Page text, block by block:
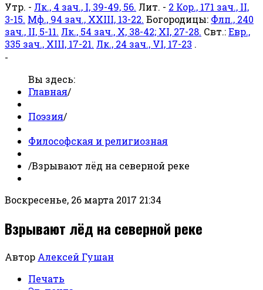
Утр. - Лк., 4 зач., I, 39-49, 56. Лит. - 2 Кор., 171 зач., II,
3-15. Мф., 94 зач., XXIII, 13-22. Богородицы: Флп., 240
зач., II, 5-11. Лк., 54 зач., X, 38-42; XI, 27-28. Свт.:Евр.,
335 зач., XIII, 17-21. Лк., 24 зач., VI, 17-23 .
-
Вы здесь:
Главная/
Поэзия/
Философская и религиозная
/Взрывают лёд на северной реке
Воскресенье, 26 марта 2017 21:34
Взрывают лёд на северной реке
Автор Алексей Гушан
Печать